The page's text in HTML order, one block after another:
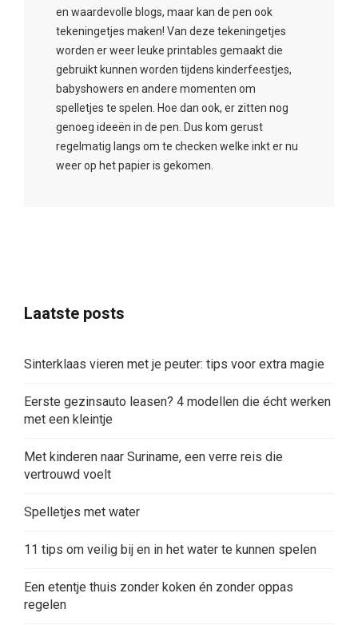
en waardevolle blogs, maar kan de pen ook
tekeningetjes maken! Van deze tekeningetjes
worden er weer leuke printables gemaakt die
gebruikt kunnen worden tijdens kinderfeestjes,
babyshowers en andere momenten om
spelletjes te spelen. Hoe dan ook, er zitten nog
genoeg ideeën in de pen. Dus kom gerust
regelmatig langs om te checken welke inkt er nu
weer op het papier is gekomen.
Laatste posts
Sinterklaas vieren met je peuter: tips voor extra magie
Eerste gezinsauto leasen? 4 modellen die écht werken
met een kleintje
Met kinderen naar Suriname, een verre reis die
vertrouwd voelt
Spelletjes met water
11 tips om veilig bij en in het water te kunnen spelen
Een etentje thuis zonder koken én zonder oppas
regelen